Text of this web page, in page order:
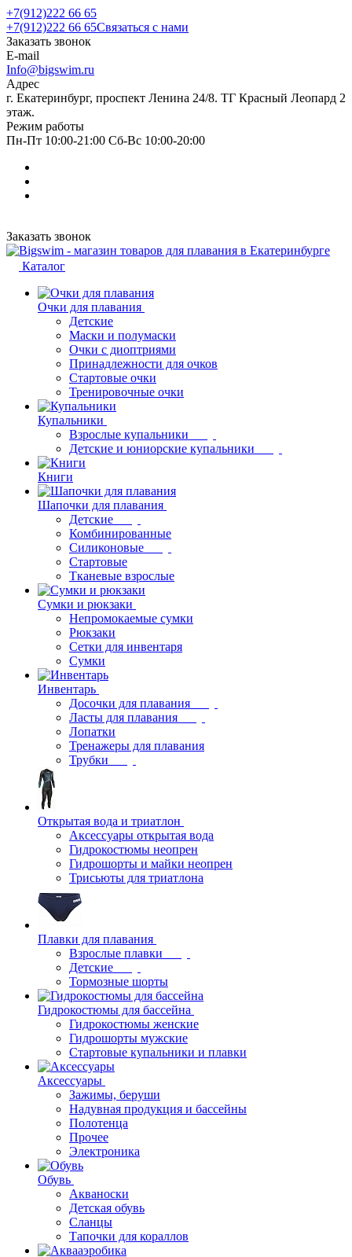
+7(912)222 66 65
+7(912)222 66 65Связаться с нами
Заказать звонок
E-mail
Info@bigswim.ru
Адрес
г. Екатеринбург, проспект Ленина 24/8. ТГ Красный Леопард 2
этаж.
Режим работы
Пн-Пт 10:00-21:00 Сб-Вс 10:00-20:00
Заказать звонок
Каталог
Очки для плавания
Детские
Маски и полумаски
Очки с диоптриями
Принадлежности для очков
Стартовые очки
Тренировочные очки
Купальники
Взрослые купальники
Детские и юниорские купальники
Книги
Шапочки для плавания
Детские
Комбинированные
Силиконовые
Стартовые
Тканевые взрослые
Сумки и рюкзаки
Непромокаемые сумки
Рюкзаки
Сетки для инвентаря
Сумки
Инвентарь
Досочки для плавания
Ласты для плавания
Лопатки
Тренажеры для плавания
Трубки
Открытая вода и триатлон
Аксессуары открытая вода
Гидрокостюмы неопрен
Гидрошорты и майки неопрен
Трисьюты для триатлона
Плавки для плавания
Взрослые плавки
Детские
Тормозные шорты
Гидрокостюмы для бассейна
Гидрокостюмы женские
Гидрошорты мужские
Стартовые купальники и плавки
Аксессуары
Зажимы, беруши
Надувная продукция и бассейны
Полотенца
Прочее
Электроника
Обувь
Акваноски
Детская обувь
Сланцы
Тапочки для кораллов